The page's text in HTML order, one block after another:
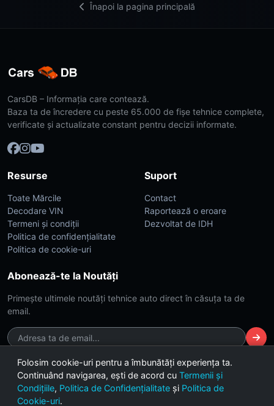
Înapoi la pagina principală
CarsDB – Informația care contează.
Baza ta de încredere cu peste 65.000 de fișe tehnice complete,
verificate și actualizate constant pentru decizii informate.
Resurse
Toate Mărcile
Decodare VIN
Termeni și condiții
Politica de confidențialitate
Politica de cookie-uri
Suport
Contact
Raportează o eroare
Dezvoltat de IDH
Abonează-te la Noutăți
Primește ultimele noutăți tehnice auto direct în căsuța ta de
email.
© 2026 CarsDB. Toate drepturile rezervate. Made with ❤️ for car
enthusiasts.
Folosim cookie-uri pentru a îmbunătăți experiența ta.
Continuând navigarea, ești de acord cu Termenii și
Condițiile, Politica de Confidențialitate și Politica de
Cookie-uri.